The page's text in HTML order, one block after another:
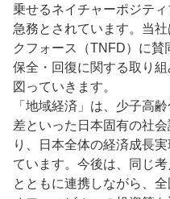
乗せるネイチャーポジテ
急務とされています。当
クフォース（TNFD）に
保全・回復に関する取り
図っていきます。
「地域経済」は、少子高
差といった日本固有の社
り、日本全体の経済成長
ています。今後は、同じ
とともに連携しながら、